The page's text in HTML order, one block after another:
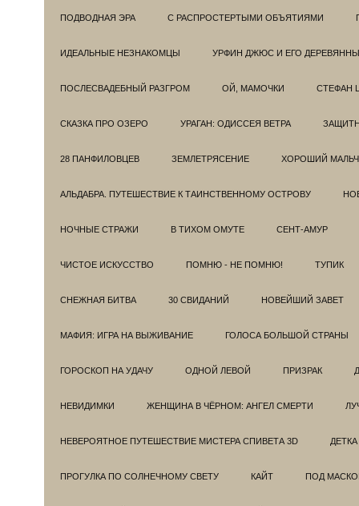
ПОДВОДНАЯ ЭРА С РАСПРОСТЕРТЫМИ ОБЪЯТИЯМИ
ИДЕАЛЬНЫЕ НЕЗНАКОМЦЫ УРФИН ДЖЮС И ЕГО
ПОСЛЕСВАДЕБНЫЙ РАЗГРОМ ОЙ, МАМОЧКИ СТЕФАН
СКАЗКА ПРО ОЗЕРО УРАГАН: ОДИССЕЯ ВЕТРА
28 ПАНФИЛОВЦЕВ ЗЕМЛЕТРЯСЕНИЕ ХОРОШИЙ
АЛЬДАБРА. ПУТЕШЕСТВИЕ К ТАИНСТВЕННОМУ ОСТРОВУ
НОЧНЫЕ СТРАЖИ В ТИХОМ ОМУТЕ СЕНТ-АМУР
ЧИСТОЕ ИСКУССТВО ПОМНЮ - НЕ ПОМНЮ! ТУПИК
СНЕЖНАЯ БИТВА 30 СВИДАНИЙ НОВЕЙШИЙ ЗАВЕТ
МАФИЯ: ИГРА НА ВЫЖИВАНИЕ ГОЛОСА БОЛЬШОЙ СТРАНЫ
ГОРОСКОП НА УДАЧУ ОДНОЙ ЛЕВОЙ ПРИЗРАК
НЕВИДИМКИ ЖЕНЩИНА В ЧЁРНОМ: АНГЕЛ СМЕРТИ
НЕВЕРОЯТНОЕ ПУТЕШЕСТВИЕ МИСТЕРА СПИВЕТА 3D ДЕТКА
ПРОГУЛКА ПО СОЛНЕЧНОМУ СВЕТУ КАЙТ ПОД